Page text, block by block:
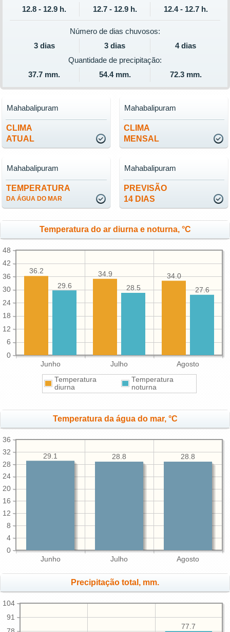
12.8 - 12.9 h.
12.7 - 12.9 h. 12.4 - 12.7 h.
Número de dias chuvosos:
3 dias
3 dias
4 dias
Quantidade de precipitação:
37.7 mm.
54.4 mm. 72.3 mm.
CLIMA
ATUAL
Mahabalipuram
CLIMA
MENSAL
Mahabalipuram
TEMPERATURA
DA ÁGUA DO MAR
Mahabalipuram
PREVISÃO
14 DIAS
Mahabalipuram
Temperatura do ar diurna e noturna, °C
Junho Julho Agosto
0
6
12
18
24
30
36
42
48
34.0
34.9
36.2
27.6
28.5
29.6
Temperatura
diurna
Temperatura
noturna
Temperatura da água do mar, °C
Junho Julho Agosto
0
4
8
12
16
20
24
28
32
36
28.8
28.8
29.1
Precipitação total, mm.
91
104
77.7